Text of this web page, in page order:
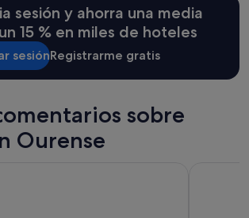
sesión y ahorra una media
15 % en miles de hoteles
sesiónRegistrarme gratis
sobre
Ourense